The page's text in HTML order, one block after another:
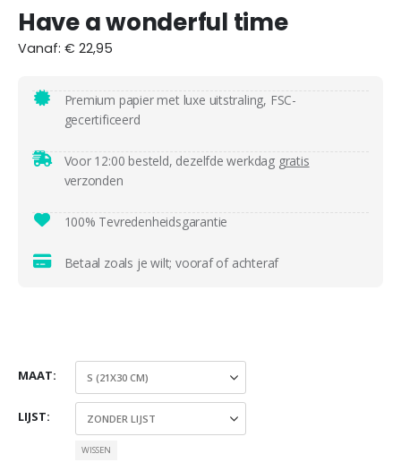
Have a wonderful time
Vanaf: € 22,95
Premium papier met luxe uitstraling, FSC-
gecertificeerd
Voor 12:00 besteld, dezelfde werkdag gratis
verzonden
100% Tevredenheidsgarantie
Betaal zoals je wilt; vooraf of achteraf
MAAT
LIJST
WISSEN